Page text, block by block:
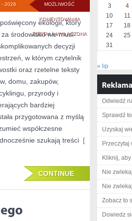
MOŻLIWOŚĆ
KOMENTOWANIARECYKLING
I
UPCYKLING
ZOSTAŁA WYŁĄCZONA
- 2026
ekologii, który
środowisko nie musi
decyzji
w którym czytelnik
oraz rzetelne teksty
domu, zakupów,
przyrody i
bardziej
przygotowana z myślą
współczesne
szukają treści [
CONTINUE
3
4
10
11
17
18
24
25
31
« lip
Odwiedź
Sprawdź to
Uzyskaj
Przeczytaj
Kliknij,
Nie
Nie
Zobacz to
Dowiedz